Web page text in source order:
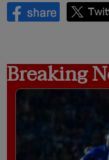
Breaking